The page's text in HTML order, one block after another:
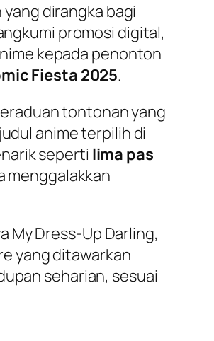
dirangka bagi
promosi digital,
kepada penonton
Fiesta 2025.
tontonan yang
anime terpilih di
seperti lima pas
menggalakkan
My Dress-Up Darling,
yang ditawarkan
seharian, sesuai